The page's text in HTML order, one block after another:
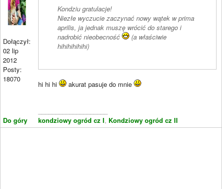
Dołączył:
02 lip
2012
Posty:
18070
Do góry
Kondziu gratulacje!
Niezłe wyczucie zaczynać nowy wątek w prima
aprilis, ja jednak muszę wrócić do starego i
nadrobić nieobecność
(a właściwie
hihihihihihi)
hi hi hi akurat pasuje do mnie
kondziowy ogród cz I, Kondziowy ogród cz II